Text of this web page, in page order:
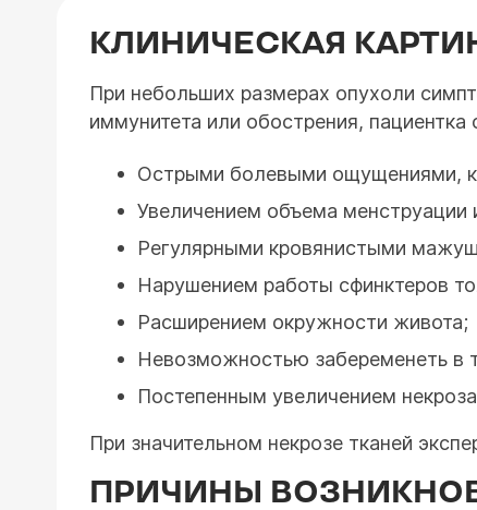
КЛИНИЧЕСКАЯ
При небольших размерах опухоли
иммунитета или обострения, пациентка
Острыми болевыми ощущениями,
Увеличением объема менструации
Регулярными кровянистыми
Нарушением работы сфинктеров
Расширением окружности живота;
Невозможностью забеременеть в
Постепенным увеличением
При значительном некрозе тканей
ПРИЧИНЫ